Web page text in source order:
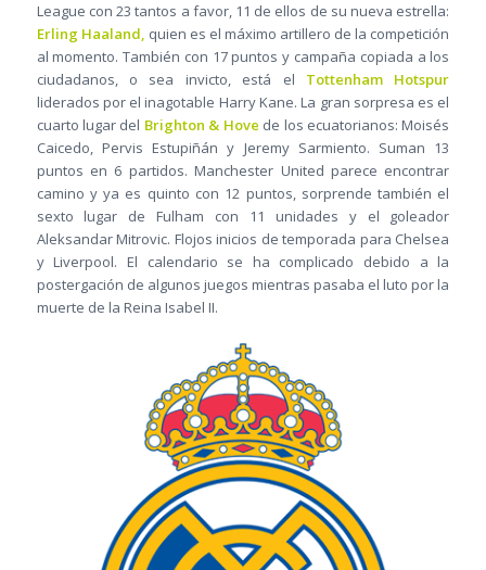
League con 23 tantos a favor, 11 de ellos de su nueva estrella:
Erling Haaland, quien es el máximo artillero de la competición
al momento. También con 17 puntos y campaña copiada a los
ciudadanos, o sea invicto, está el Tottenham Hotspur
liderados por el inagotable Harry Kane. La gran sorpresa es el
cuarto lugar del Brighton & Hove de los ecuatorianos: Moisés
Caicedo, Pervis Estupiñán y Jeremy Sarmiento. Suman 13
puntos en 6 partidos. Manchester United parece encontrar
camino y ya es quinto con 12 puntos, sorprende también el
sexto lugar de Fulham con 11 unidades y el goleador
Aleksandar Mitrovic. Flojos inicios de temporada para Chelsea
y Liverpool. El calendario se ha complicado debido a la
postergación de algunos juegos mientras pasaba el luto por la
muerte de la Reina Isabel II.